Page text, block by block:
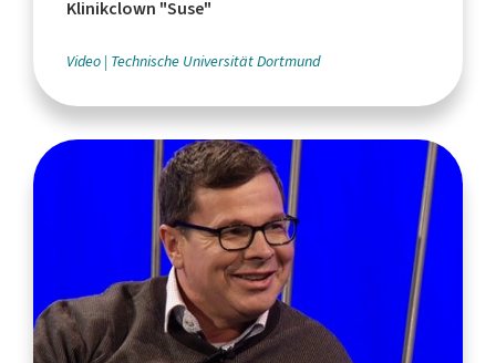
Klinikclown "Suse"
Video Technische Universität Dortmund